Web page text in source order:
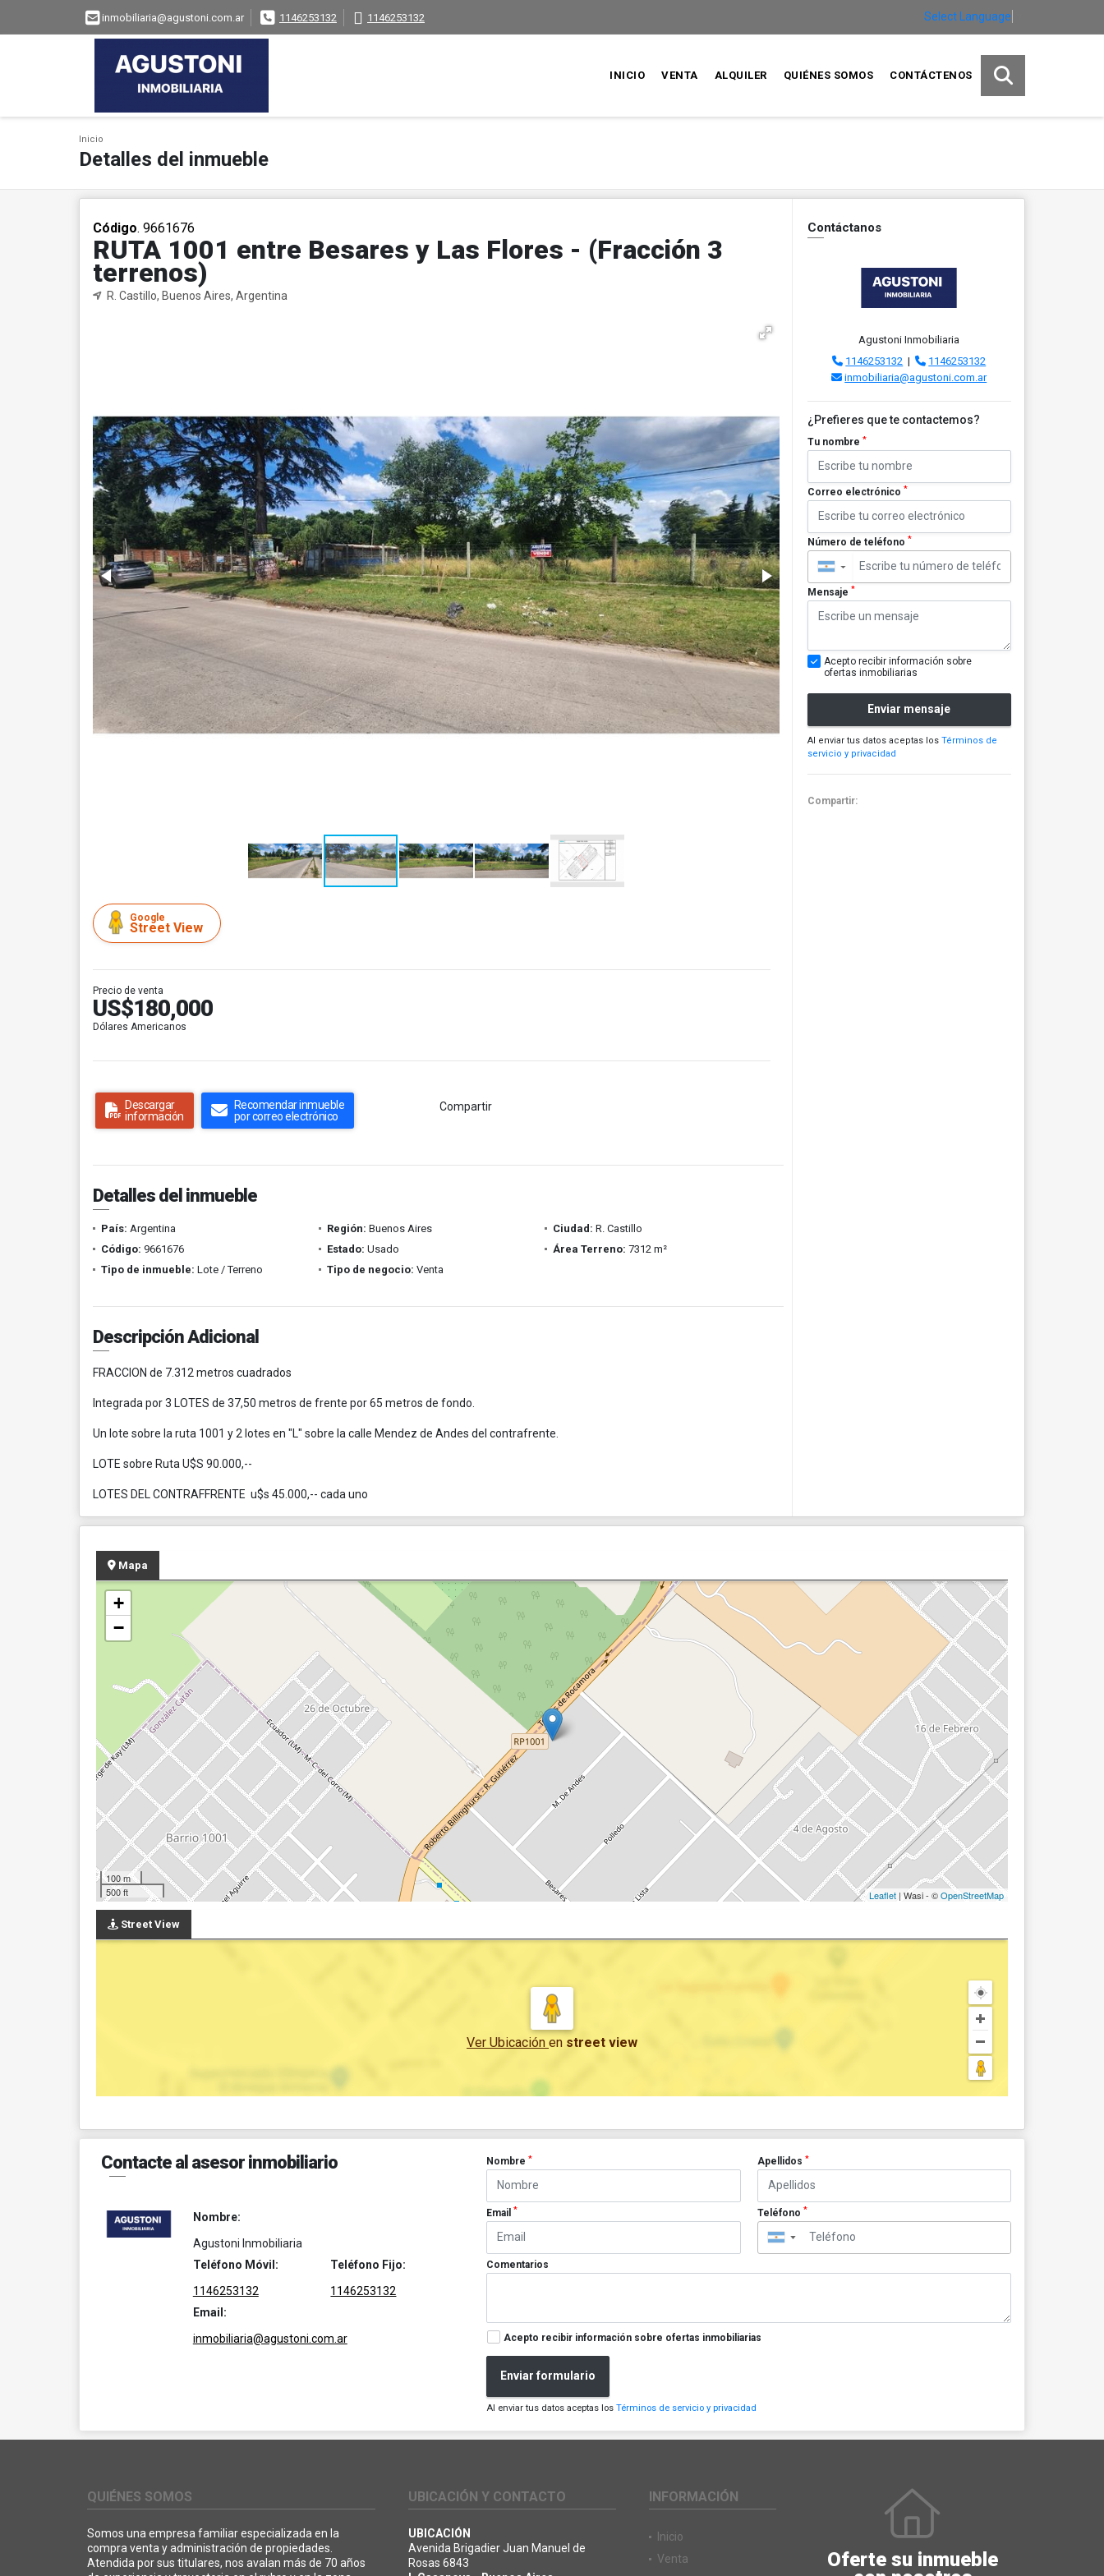
inmobiliaria@agustoni.com.ar 1146253132 1146253132 Select Language
INICIO VENTA ALQUILER QUIÉNES SOMOS CONTÁCTENOS
Inicio
Detalles del inmueble
Código. 9661676
RUTA 1001 entre Besares y Las Flores - (Fracción 3
terrenos)
R. Castillo, Buenos Aires, Argentina
Google
Street View
Precio de venta
US$180,000
Dólares Americanos
Descargar
información
Recomendar inmueble
por correo electrónico
Compartir
Detalles del inmueble
País: Argentina Región: Buenos Aires Ciudad: R. Castillo
Código: 9661676 Estado: Usado Área Terreno: 7312 m²
Tipo de inmueble: Lote / Terreno Tipo de negocio: Venta
Descripción Adicional
FRACCION de 7.312 metros cuadrados
Integrada por 3 LOTES de 37,50 metros de frente por 65 metros de fondo.
Un lote sobre la ruta 1001 y 2 lotes en "L" sobre la calle Mendez de Andes del contrafrente.
LOTE sobre Ruta U$S 90.000,--
LOTES DEL CONTRAFFRENTE u$s 45.000,-- cada uno
Contáctanos
Agustoni Inmobiliaria
1146253132 |
1146253132
inmobiliaria@agustoni.com.ar
¿Prefieres que te contactemos?
Tu nombre *
Correo electrónico *
Número de teléfono *
▼
Mensaje *
Acepto recibir información sobre
ofertas inmobiliarias
Enviar mensaje
Al enviar tus datos aceptas los Términos de
servicio y privacidad
Compartir:
Mapa
+
−
100 m
500 ft
Leaflet | Wasi - ©OpenStreetMap
Street View
Ver Ubicación en street view
Contacte al asesor inmobiliario
Nombre:
Agustoni Inmobiliaria
Teléfono Móvil:
1146253132
Teléfono Fijo:
1146253132
Email:
inmobiliaria@agustoni.com.ar
Nombre* Apellidos *
Email* Teléfono *
▼
Comentarios
Acepto recibir información sobre ofertas inmobiliarias
Enviar formulario
Al enviar tus datos aceptas losTérminos de servicio y privacidad
QUIÉNES SOMOS
Somos una empresa familiar especializada en la
compra venta y administración de propiedades.
Atendida por sus titulares, nos avalan más de 70 años
UBICACIÓN Y CONTACTO
UBICACIÓN
Avenida Brigadier Juan Manuel de
Rosas 6843
INFORMACIÓN
Inicio
Venta
Oferte su inmueble